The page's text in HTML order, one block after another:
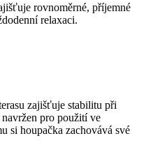
rovnoměrné, příjemné
relaxaci.
zajišťuje stabilitu při
pro použití ve
si houpačka zachovává své